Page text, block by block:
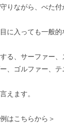
りながら、べた
に入っても一般
る、サーファー
、ゴルファー、
えます。
はこちらから＞